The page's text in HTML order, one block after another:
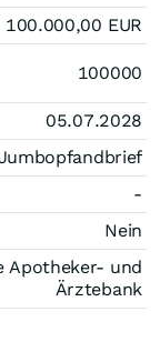
100.000,00 EUR
100000
05.07.2028
-
Nein
Apotheker- und
Ärztebank